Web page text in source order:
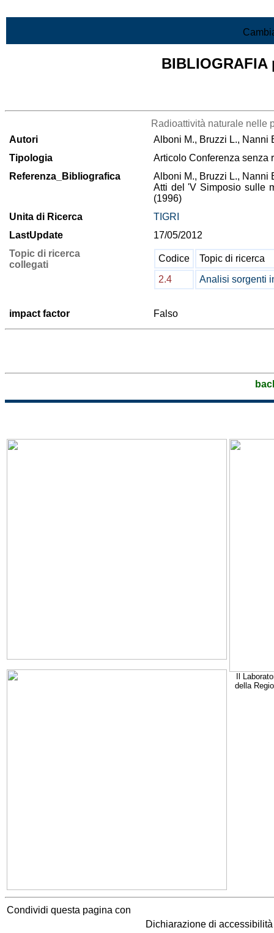
Radioattività naturale nelle
Autori
Alboni M., Bruzzi L., Nanni
Tipologia
Articolo Conferenza senza
Referenza_Bibliografica
Alboni M., Bruzzi L., Nanni
Atti del 'V Simposio sulle
(1996)
Unita di Ricerca
TIGRI
LastUpdate
17/05/2012
Topic di ricerca
collegati
Codice
Topic di ricerca
2.4
Analisi sorgenti
impact factor Falso
Il
della
Condividi questa pagina con
Dichiarazione di